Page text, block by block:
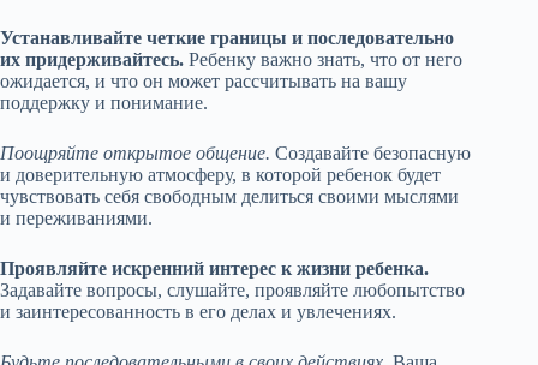
Устанавливайте четкие границы и последовательно
их придерживайтесь. Ребенку важно знать, что от него
ожидается, и что он может рассчитывать на вашу
поддержку и понимание.
Поощряйте открытое общение. Создавайте безопасную
и доверительную атмосферу, в которой ребенок будет
чувствовать себя свободным делиться своими мыслями
и переживаниями.
Проявляйте искренний интерес к жизни ребенка.
Задавайте вопросы, слушайте, проявляйте любопытство
и заинтересованность в его делах и увлечениях.